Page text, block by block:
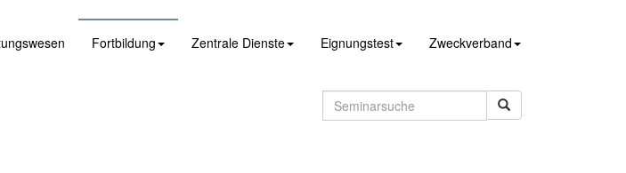
Fortbildung Zentrale Dienste Eignungstest Zweckverband